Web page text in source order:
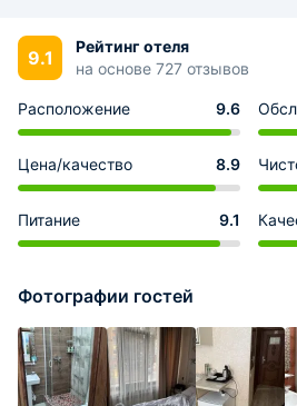
9.1
Рейтинг отеля
на основе 727 отзывов
Расположение 9.6
Цена/качество 8.9
Питание 9.1
Фотографии гостей